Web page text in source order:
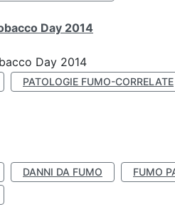
Day 2014
Day 2014
PATOLOGIE FUMO-CORRELATE
DANNI DA FUMO
FUMO